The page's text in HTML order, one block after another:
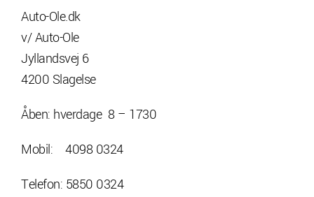
Auto-Ole.dk
v/ Auto-Ole
Jyllandsvej 6
4200 Slagelse
Åben: hverdage 8 – 1730
Mobil: 4098 0324
Telefon: 5850 0324